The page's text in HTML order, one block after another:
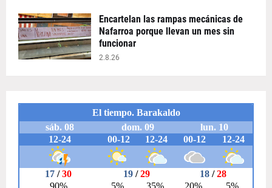
Encartelan las rampas mecánicas de
Nafarroa porque llevan un mes sin
funcionar
2.8.26